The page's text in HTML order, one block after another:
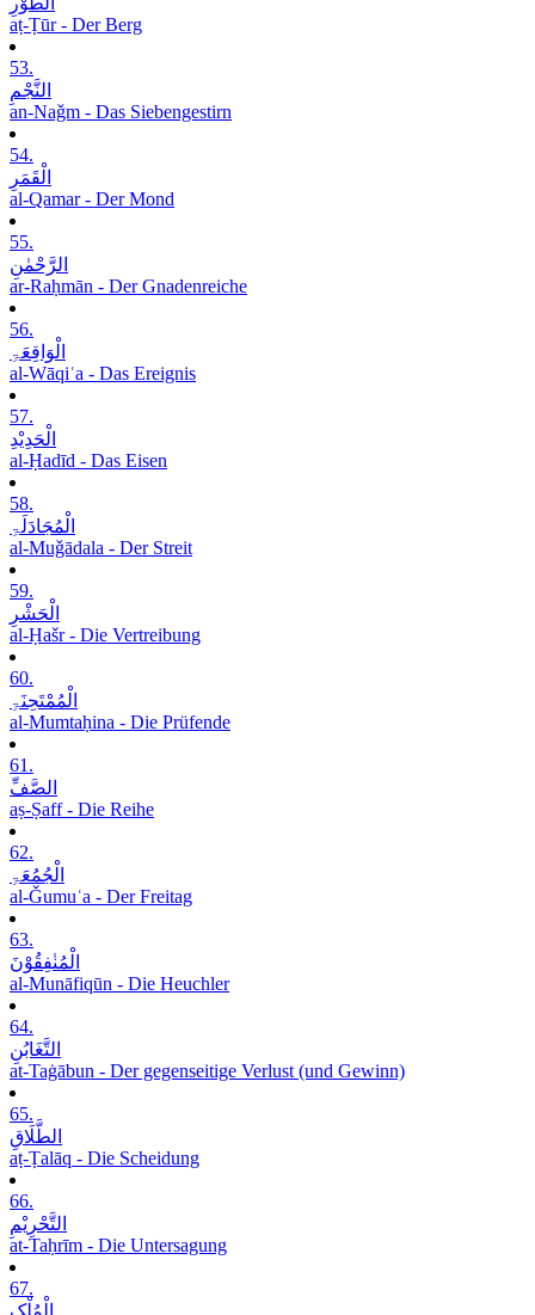
aṭ-Ṭūr - Der Berg
53.
النَّجْمِ
an-Naǧm - Das Siebengestirn
54.
الْقَمَرِ
al-Qamar - Der Mond
55.
الرَّحْمٰنِ
ar-Raḥmān - Der Gnadenreiche
56.
الْوَاقِعَۃِ
al-Wāqiʿa - Das Ereignis
57.
الْحَدِیْدِ
al-Ḥadīd - Das Eisen
58.
الْمُجَادَلَۃِ
al-Muǧādala - Der Streit
59.
الْحَشْرِ
al-Ḥašr - Die Vertreibung
60.
الْمُمْتَحِنَۃِ
al-Mumtaḥina - Die Prüfende
61.
الصَّفِّ
aṣ-Ṣaff - Die Reihe
62.
الْجُمُعَۃِ
al-Ǧumuʿa - Der Freitag
63.
الْمُنٰفِقُوْنَ
al-Munāfiqūn - Die Heuchler
64.
التَّغَابُنِ
at-Taġābun - Der gegenseitige Verlust (und Gewinn)
65.
الطَّلَاقِ
aṭ-Ṭalāq - Die Scheidung
66.
التَّحْرِیْمِ
at-Taḥrīm - Die Untersagung
67.